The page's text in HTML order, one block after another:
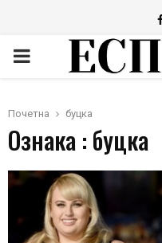
PRIMARY
Почетна буцка
Ознака : буцка